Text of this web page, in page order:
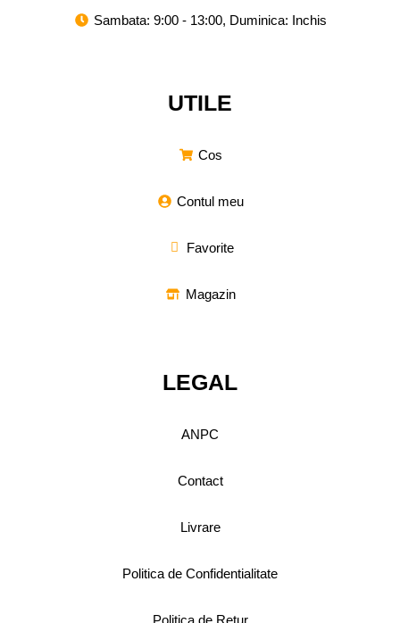
Sambata: 9:00 - 13:00, Duminica: Inchis
UTILE
Cos
Contul meu
Favorite
Magazin
LEGAL
ANPC
Contact
Livrare
Politica de Confidentialitate